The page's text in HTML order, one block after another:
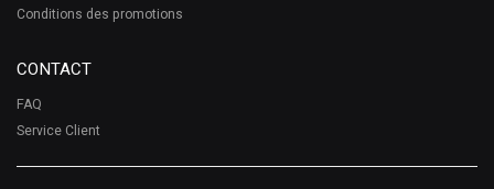
Conditions des promotions
CONTACT
FAQ
Service Client